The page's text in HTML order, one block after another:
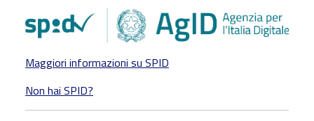
Maggiori informazioni su SPID
Non hai SPID?